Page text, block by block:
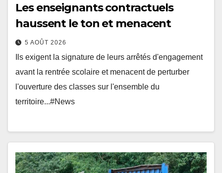
Les enseignants contractuels
haussent le ton et menacent
5 AOÛT 2026
Ils exigent la signature de leurs arrêtés d'engagement
avant la rentrée scolaire et menacent de perturber
l'ouverture des classes sur l'ensemble du
territoire...#News